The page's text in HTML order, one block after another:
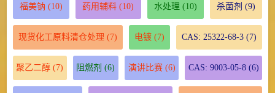
福美钠 (10) 药用辅料 (10) 水处理 (10) 杀菌剂 (9)
现货化工原料清仓处理 (7) 电镀 (7) CAS: 25322-68-3 (7)
聚乙二醇 (7) 阻燃剂 (6) 演讲比赛(6) CAS: 9003-05-8(6)